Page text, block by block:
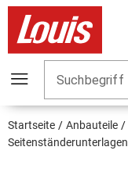
Suchbegriff
Startseite Anbauteile
Seitenständerunterlagen